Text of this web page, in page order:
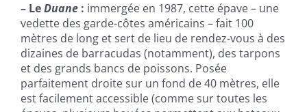
– LeDuane : immergée en 1987, cette épave – une
vedette des garde-côtes américains – fait 100
mètres de long et sert de lieu de rendez-vous à des
dizaines de barracudas (notamment), des tarpons
et des grands bancs de poissons. Posée
parfaitement droite sur un fond de 40 mètres, elle
est facilement accessible (comme sur toutes les